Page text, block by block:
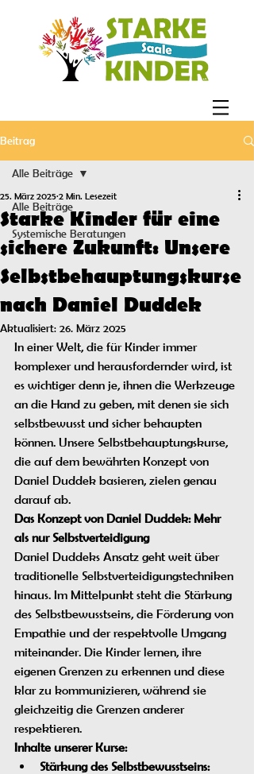
Beitrag
Alle Beiträge
Systemische Beratungen
Alle Beiträge
Starke Kinder für eine
sichere Zukunft: Unsere
Selbstbehauptungskurse
nach Daniel Duddek
25. März 2025 2 Min. Lesezeit
Aktualisiert: 26. März 2025
In einer Welt, die für Kinder immer
komplexer und herausfordernder wird, ist
es wichtiger denn je, ihnen die Werkzeuge
an die Hand zu geben, mit denen sie sich
selbstbewusst und sicher behaupten
können. Unsere Selbstbehauptungskurse,
die auf dem bewährten Konzept von
Daniel Duddek basieren, zielen genau
darauf ab.
Das Konzept von Daniel Duddek: Mehr
als nur Selbstverteidigung
Daniel Duddeks Ansatz geht weit über
traditionelle Selbstverteidigungstechniken
hinaus. Im Mittelpunkt steht die Stärkung
des Selbstbewusstseins, die Förderung von
Empathie und der respektvolle Umgang
miteinander. Die Kinder lernen, ihre
eigenen Grenzen zu erkennen und diese
klar zu kommunizieren, während sie
gleichzeitig die Grenzen anderer
respektieren.
Inhalte unserer Kurse:
Stärkung des Selbstbewusstseins: